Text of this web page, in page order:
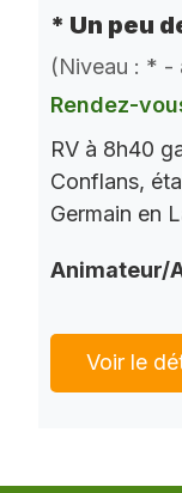
* Un peu
(Niveau : * -
Rendez-
RV à 8h40
Conflans,
Germain en
Animateur/
Voir le